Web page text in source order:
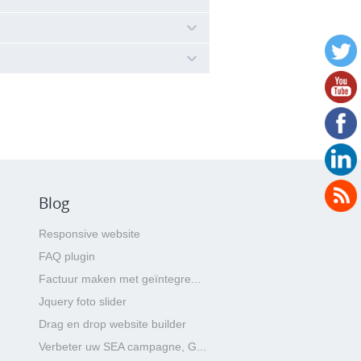
element':
als volgt worden ingevoerd:
Blog
Responsive website
FAQ plugin
Factuur maken met geïntegre...
Jquery foto slider
Drag en drop website builder
Verbeter uw SEA campagne, G...